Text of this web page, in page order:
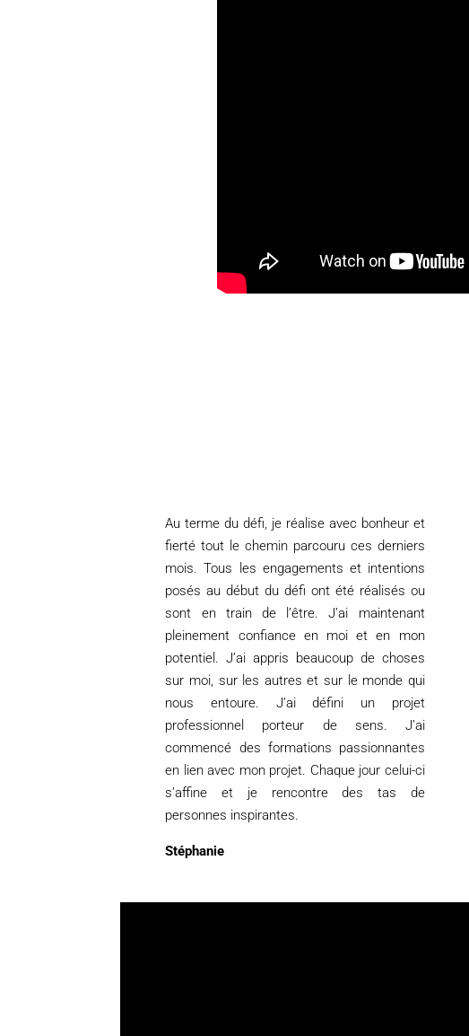
Au terme du défi, je réalise avec bonheur et
fierté tout le chemin parcouru ces derniers
mois. Tous les engagements et intentions
posés au début du défi ont été réalisés ou
sont en train de l’être. J’ai maintenant
pleinement confiance en moi et en mon
potentiel. J’ai appris beaucoup de choses
sur moi, sur les autres et sur le monde qui
nous entoure. J’ai défini un projet
professionnel porteur de sens. J’ai
commencé des formations passionnantes
en lien avec mon projet. Chaque jour celui-ci
s’affine et je rencontre des tas de
personnes inspirantes.
Stéphanie